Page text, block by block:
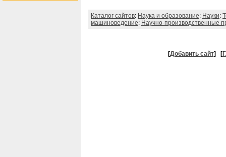
Каталог сайтов: Наука и образование: Науки:
машиноведение: Научно-производственные
[Добавить сайт] [